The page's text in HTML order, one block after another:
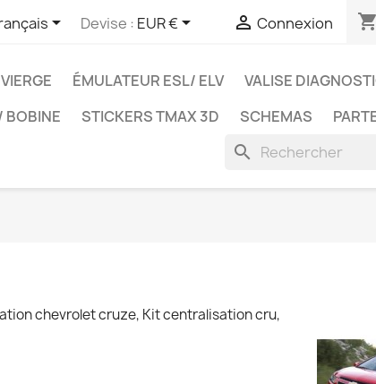
 Devise : EUR €  Connexion shopping_cart
ÉMULATEUR ESL/ ELV
VALISE
BOBINE STICKERS TMAX 3D SCHEMAS
search
chevrolet cruze, Kit centralisation cru,